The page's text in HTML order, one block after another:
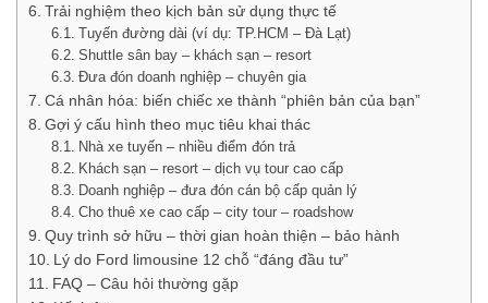
Trải nghiệm theo kịch bản sử dụng thực tế
Tuyến đường dài (ví dụ: TP.HCM – Đà Lạt)
Shuttle sân bay – khách sạn – resort
Đưa đón doanh nghiệp – chuyên gia
Cá nhân hóa: biến chiếc xe thành “phiên bản của bạn”
Gợi ý cấu hình theo mục tiêu khai thác
Nhà xe tuyến – nhiều điểm đón trả
Khách sạn – resort – dịch vụ tour cao cấp
Doanh nghiệp – đưa đón cán bộ cấp quản lý
Cho thuê xe cao cấp – city tour – roadshow
Quy trình sở hữu – thời gian hoàn thiện – bảo hành
Lý do Ford limousine 12 chỗ “đáng đầu tư”
FAQ – Câu hỏi thường gặp